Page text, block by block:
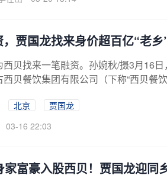
贾国龙找来身价超百亿“老乡
西贝找来一笔融资。孙婉秋/摄3月16
西贝餐饮集团有限公司（下称“西贝
北京
贾国龙
03-16 22:03
家富豪入股西贝！贾国龙迎同